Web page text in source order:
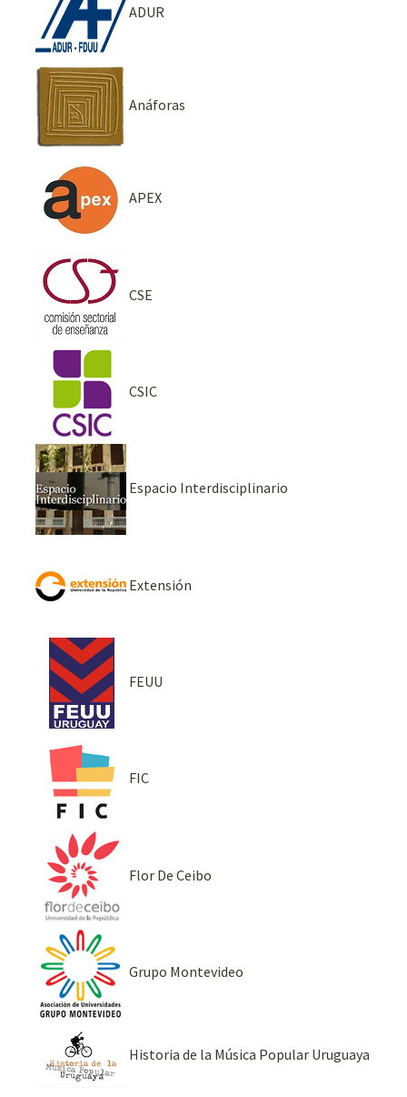
ADUR
Anáforas
APEX
CSE
CSIC
Espacio Interdisciplinario
Extensión
FEUU
FIC
Flor De Ceibo
Grupo Montevideo
Historia de la Música Popular Uruguaya